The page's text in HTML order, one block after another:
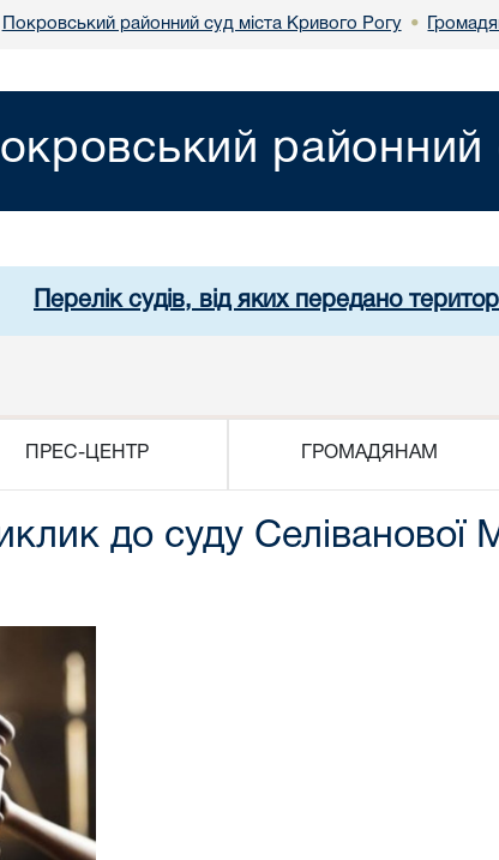
Покровський районний суд міста Кривого Рогу •
районний
Перелік судів, від яких передано
ПРЕС-ЦЕНТР ГРОМАДЯНАМ
до суду Селіванової